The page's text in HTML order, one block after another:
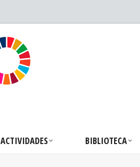
ACTIVIDADES BIBLIOTECA